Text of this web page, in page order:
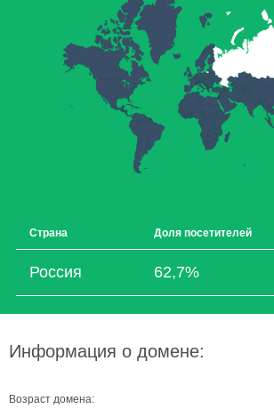
Страна Доля посетителей
Россия 62,7%
Информация о домене:
Возраст домена: